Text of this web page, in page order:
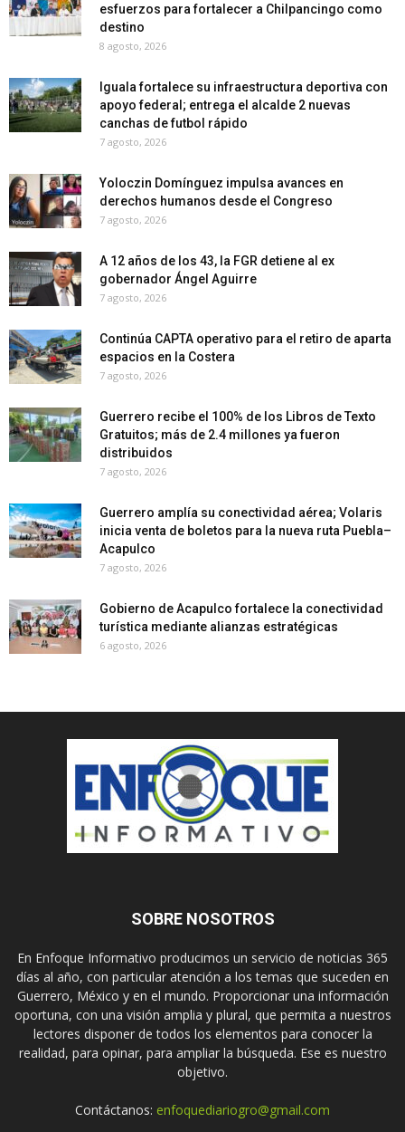
esfuerzos para fortalecer a Chilpancingo como
destino
8 agosto, 2026
Iguala fortalece su infraestructura deportiva con
apoyo federal; entrega el alcalde 2 nuevas
canchas de futbol rápido
7 agosto, 2026
Yoloczin Domínguez impulsa avances en
derechos humanos desde el Congreso
7 agosto, 2026
A 12 años de los 43, la FGR detiene al ex
gobernador Ángel Aguirre
7 agosto, 2026
Continúa CAPTA operativo para el retiro de aparta
espacios en la Costera
7 agosto, 2026
Guerrero recibe el 100% de los Libros de Texto
Gratuitos; más de 2.4 millones ya fueron
distribuidos
7 agosto, 2026
Guerrero amplía su conectividad aérea; Volaris
inicia venta de boletos para la nueva ruta Puebla–
Acapulco
7 agosto, 2026
Gobierno de Acapulco fortalece la conectividad
turística mediante alianzas estratégicas
6 agosto, 2026
SOBRE NOSOTROS
En Enfoque Informativo producimos un servicio de noticias 365
días al año, con particular atención a los temas que suceden en
Guerrero, México y en el mundo. Proporcionar una información
oportuna, con una visión amplia y plural, que permita a nuestros
lectores disponer de todos los elementos para conocer la
realidad, para opinar, para ampliar la búsqueda. Ese es nuestro
objetivo.
Contáctanos: enfoquediariogro@gmail.com